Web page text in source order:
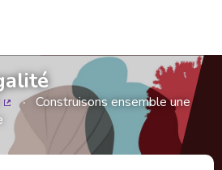
(Lien externe)
Construisons ensemble une